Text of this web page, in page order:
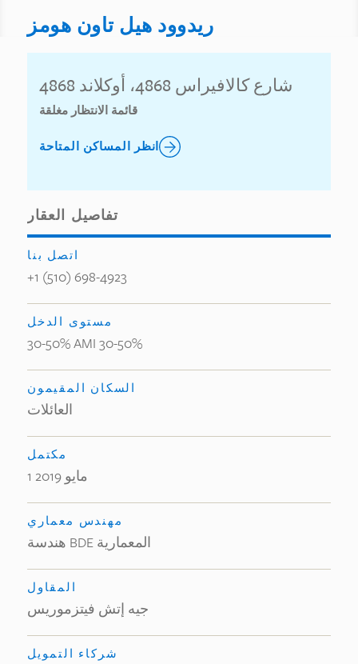
ريدوود هيل تاون هومز
4868 شارع كالافيراس 4868، أوكلاند
قائمة الانتظار مغلقة
انظر المساكن المتاحة
تفاصيل العقار
اتصل بنا
+1 (510) 698-4923
مستوى الدخل
30-50% AMI 30-50%
السكان المقيمون
العائلات
مكتمل
1 مايو 2019
مهندس معماري
هندسة BDE المعمارية
المقاول
جيه إتش فيتزموريس
شركاء التمويل